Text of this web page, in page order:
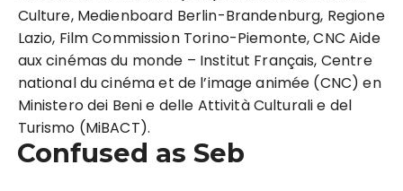
Culture, Medienboard Berlin-Brandenburg, Regione
Lazio, Film Commission Torino-Piemonte, CNC Aide
aux cinémas du monde – Institut Français, Centre
national du cinéma et de l’image animée (CNC) en
Ministero dei Beni e delle Attività Culturali e del
Turismo (MiBACT).
Confused as Seb